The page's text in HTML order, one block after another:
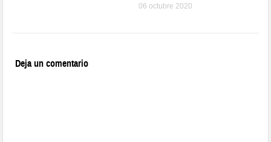
06 octubre 2020
Deja un comentario